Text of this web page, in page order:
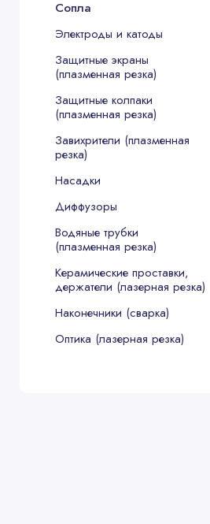
Сопла
Электроды и катоды
Защитные экраны
(плазменная резка)
Защитные колпаки
(плазменная резка)
Завихрители (плазменная
резка)
Насадки
Диффузоры
Водяные трубки
(плазменная резка)
Керамические проставки,
держатели (лазерная резка)
Наконечники (сварка)
Оптика (лазерная резка)